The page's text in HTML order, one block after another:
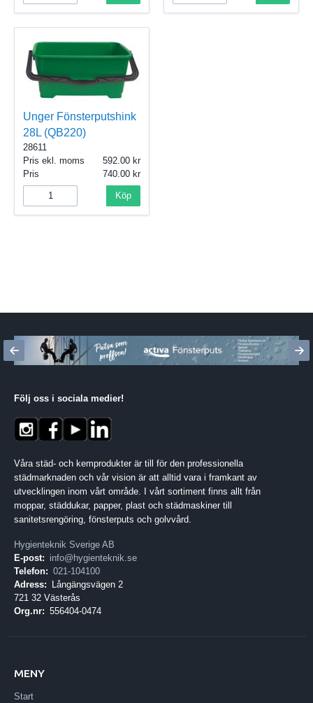
Unger Fönsterputshink
28L (QB220)
28611
Pris ekl. moms
592.00
Pris
740.00
Köp
Följ oss i sociala medier!
Våra städ- och kemprodukter är till för den professionella
städmarknaden och vår vision är att alltid vara i framkant av
utvecklingen inom vårt område. I vårt sortiment finns allt från
moppar, städdukar, papper, plast och städmaskiner till
sanitetsrengöring, fönsterputs och golvvård.
Hygienteknik Sverige AB
E-post: info@hygienteknik.se
Telefon: 021-104100
Adress:
Långängsvägen 2
721 32 Västerås
Org.nr: 556404-0474
MENY
Start